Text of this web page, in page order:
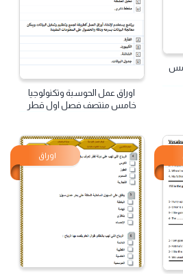
اوراق عمل الحوسبة وتكنولوجيا
خامس منتصف فصل اول قطر